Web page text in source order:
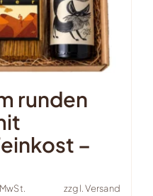
runden
–
zzgl.Versand